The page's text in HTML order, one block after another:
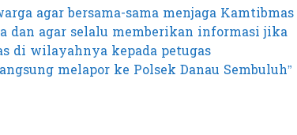
agar bersama-sama menjaga Kamtibmas
agar selalu memberikan informasi jika
di wilayahnya kepada petugas
melapor ke Polsek Danau Sembuluh”